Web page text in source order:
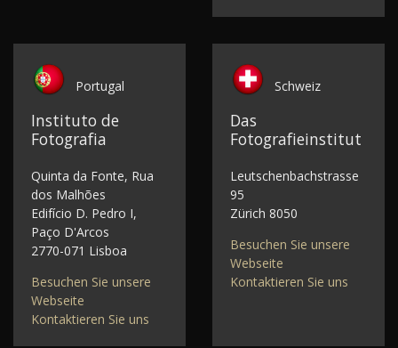
Portugal
Instituto de
Fotografia
Quinta da Fonte, Rua
dos Malhões
Edifício D. Pedro I,
Paço D'Arcos
2770-071 Lisboa
Besuchen Sie unsere
Webseite
Kontaktieren Sie uns
Schweiz
Das
Fotografieinstitut
Leutschenbachstrasse
95
Zürich 8050
Besuchen Sie unsere
Webseite
Kontaktieren Sie uns